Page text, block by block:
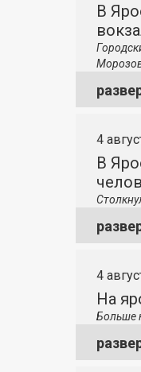
В
4
В
4
На
Больше